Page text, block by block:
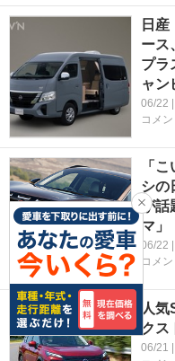
日
ース
プラ
ャン
06/22
コメ
「
シの
が話
マ」
06/22
コメ
人気
クス
06/21